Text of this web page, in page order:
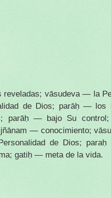
vāsudeva — la
de Dios; parāḥ — los
parāḥ — bajo Su
— conocimiento;
de Dios;
gatiḥ — meta de la vida.